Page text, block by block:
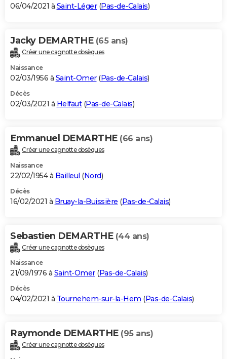
06/04/2021 à Saint-Léger(Pas-de-Calais)
Jacky DEMARTHE (65 ans)
Créer une cagnotte obsèques
Naissance
02/03/1956 à Saint-Omer(Pas-de-Calais)
Décès
02/03/2021 à Helfaut(Pas-de-Calais)
Emmanuel DEMARTHE (66 ans)
Créer une cagnotte obsèques
Naissance
22/02/1954 à Bailleul (Nord)
Décès
16/02/2021 à Bruay-la-Buissière (Pas-de-Calais)
Sebastien DEMARTHE (44 ans)
Créer une cagnotte obsèques
Naissance
21/09/1976 à Saint-Omer(Pas-de-Calais)
Décès
04/02/2021 à Tournehem-sur-la-Hem (Pas-de-Calais)
Raymonde DEMARTHE (95 ans)
Créer une cagnotte obsèques